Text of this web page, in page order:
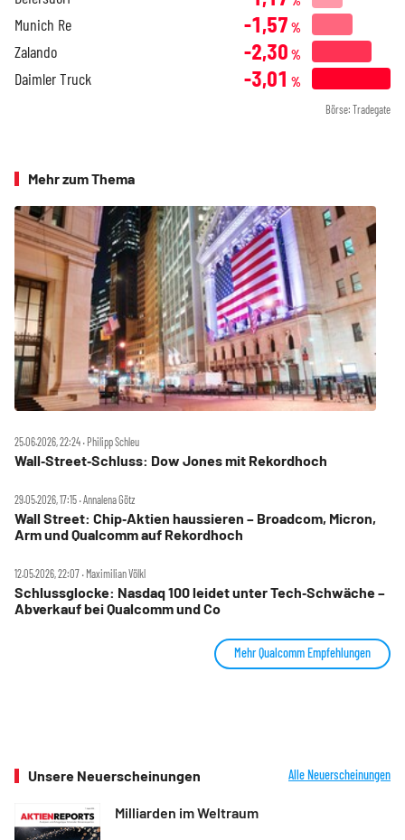
Munich Re -1,57 %
Zalando -2,30 %
Daimler Truck -3,01 %
Börse: Tradegate
Mehr zum Thema
25.06.2026, 22:24 ‧ Philipp Schleu
Wall‑Street‑Schluss: Dow Jones mit Rekordhoch
29.05.2026, 17:15 ‧ Annalena Götz
Wall Street: Chip‑Aktien haussieren – Broadcom, Micron,
Arm und Qualcomm auf Rekordhoch
12.05.2026, 22:07 ‧ Maximilian Völkl
Schlussglocke: Nasdaq 100 leidet unter Tech‑Schwäche –
Abverkauf bei Qualcomm und Co
Mehr Qualcomm Empfehlungen
Unsere Neuerscheinungen Alle Neuerscheinungen
Milliarden im Weltraum